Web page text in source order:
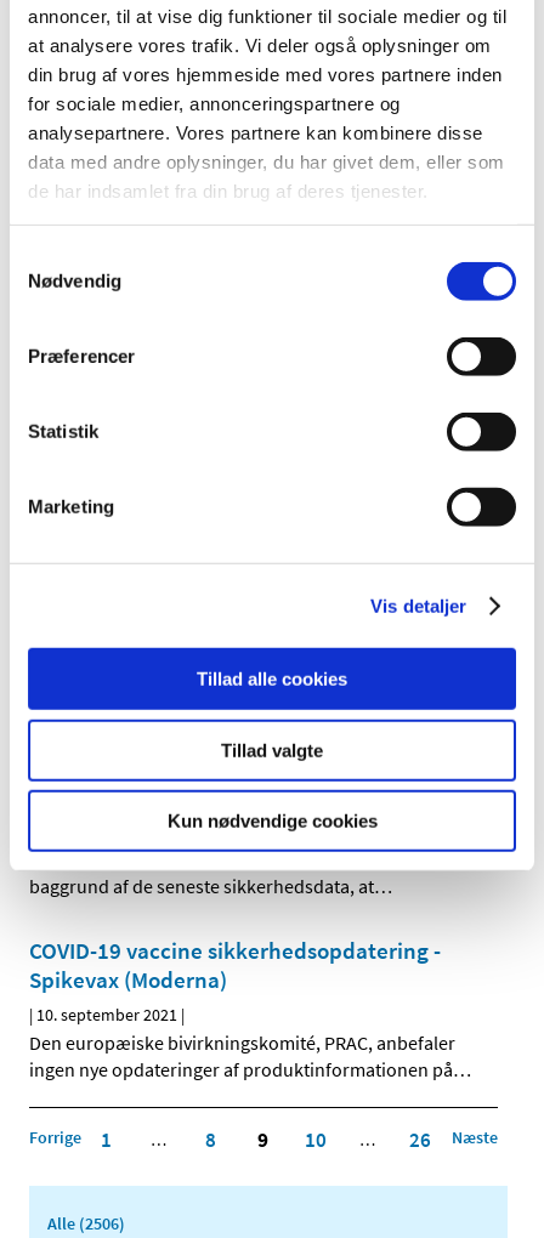
annoncer, til at vise dig funktioner til sociale medier og til
at analysere vores trafik. Vi deler også oplysninger om
din brug af vores hjemmeside med vores partnere inden
for sociale medier, annonceringspartnere og
analysepartnere. Vores partnere kan kombinere disse
data med andre oplysninger, du har givet dem, eller som
de har indsamlet fra din brug af deres tjenester.
Nødvendig
Præferencer
Statistik
Marketing
Vis detaljer
Tillad alle cookies
Tillad valgte
Kun nødvendige cookies
|14. september 2021|
Der er i øjeblikket problemer med forsyningen af Flolan,
500 mikrogram, pulver og solvens til infusionsvæske,…
Forsyningsvanskeligheder for Previcox
| 14. september 2021|
Der er i øjeblikket problemer med forsyningen af Xylocain
Forsyningsvanskeligheder for Mysimba uge 37
Der er i øjeblikket problemer med forsyningen af
Mysimba.
Janssen vaccinen (Johnson & Johnson)
|10. september 2021|
Den europæiske bivirkningskomité, PRAC, anbefaler på
baggrund af de seneste sikkerhedsdata, at…
COVID-19 vaccine sikkerhedsopdatering -
Vaxzevria (AstraZeneca )
10. september 2021|
Den europæiske bivirkningskomité, PRAC, anbefaler på
baggrund af de seneste sikkerhedsdata, at…
COVID-19 vaccine sikkerhedsopdatering -
Spikevax (Moderna)
| 10. september 2021 |
Den europæiske bivirkningskomité, PRAC, anbefaler
ingen nye opdateringer af produktinformationen på…
Forrige 1 … 8 9 10 … 26 Næste
Alle (2506)